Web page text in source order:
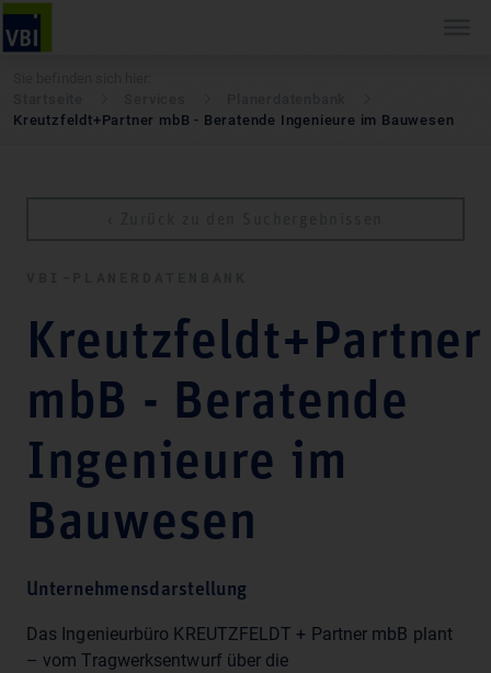
Kreutzfeldt+Partner mbB - Beratende Ingenieure im Bauwesen
Kreutzfeldt+Partner
mbB - Beratende
Ingenieure im
Bauwesen
Unternehmensdarstellung
Das Ingenieurbüro KREUTZFELDT + Partner mbB plant
– vom Tragwerksentwurf über die